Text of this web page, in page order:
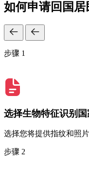
如何申请回国居
步骤 1
选择生物特征识别国
选择您将提供指纹和照
步骤 2